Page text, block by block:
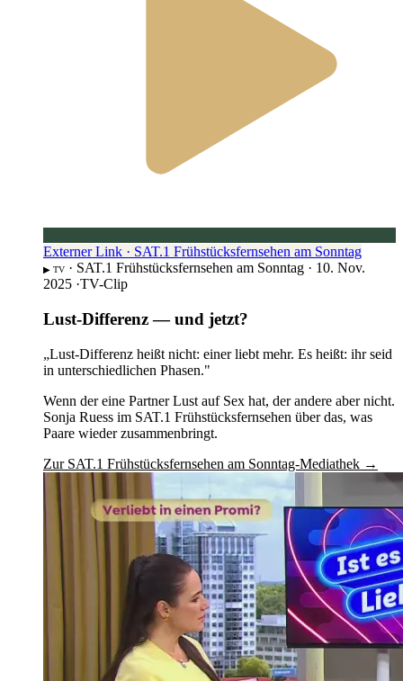
Externer Link · SAT.1 Frühstücksfernsehen am Sonntag
▶︎ TV · SAT.1 Frühstücksfernsehen am Sonntag · 10. Nov.
2025 ·TV-Clip
Lust-Differenz — und jetzt?
„Lust-Differenz heißt nicht: einer liebt mehr. Es heißt: ihr seid
in unterschiedlichen Phasen."
Wenn der eine Partner Lust auf Sex hat, der andere aber nicht.
Sonja Ruess im SAT.1 Frühstücksfernsehen über das, was
Paare wieder zusammenbringt.
Zur SAT.1 Frühstücksfernsehen am Sonntag-Mediathek →